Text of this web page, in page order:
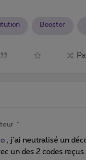
Booster
, j’ai neutralisé un
un des 2 codes reçus.